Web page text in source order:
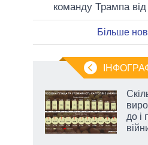
команду Трампа від
Більше
до і